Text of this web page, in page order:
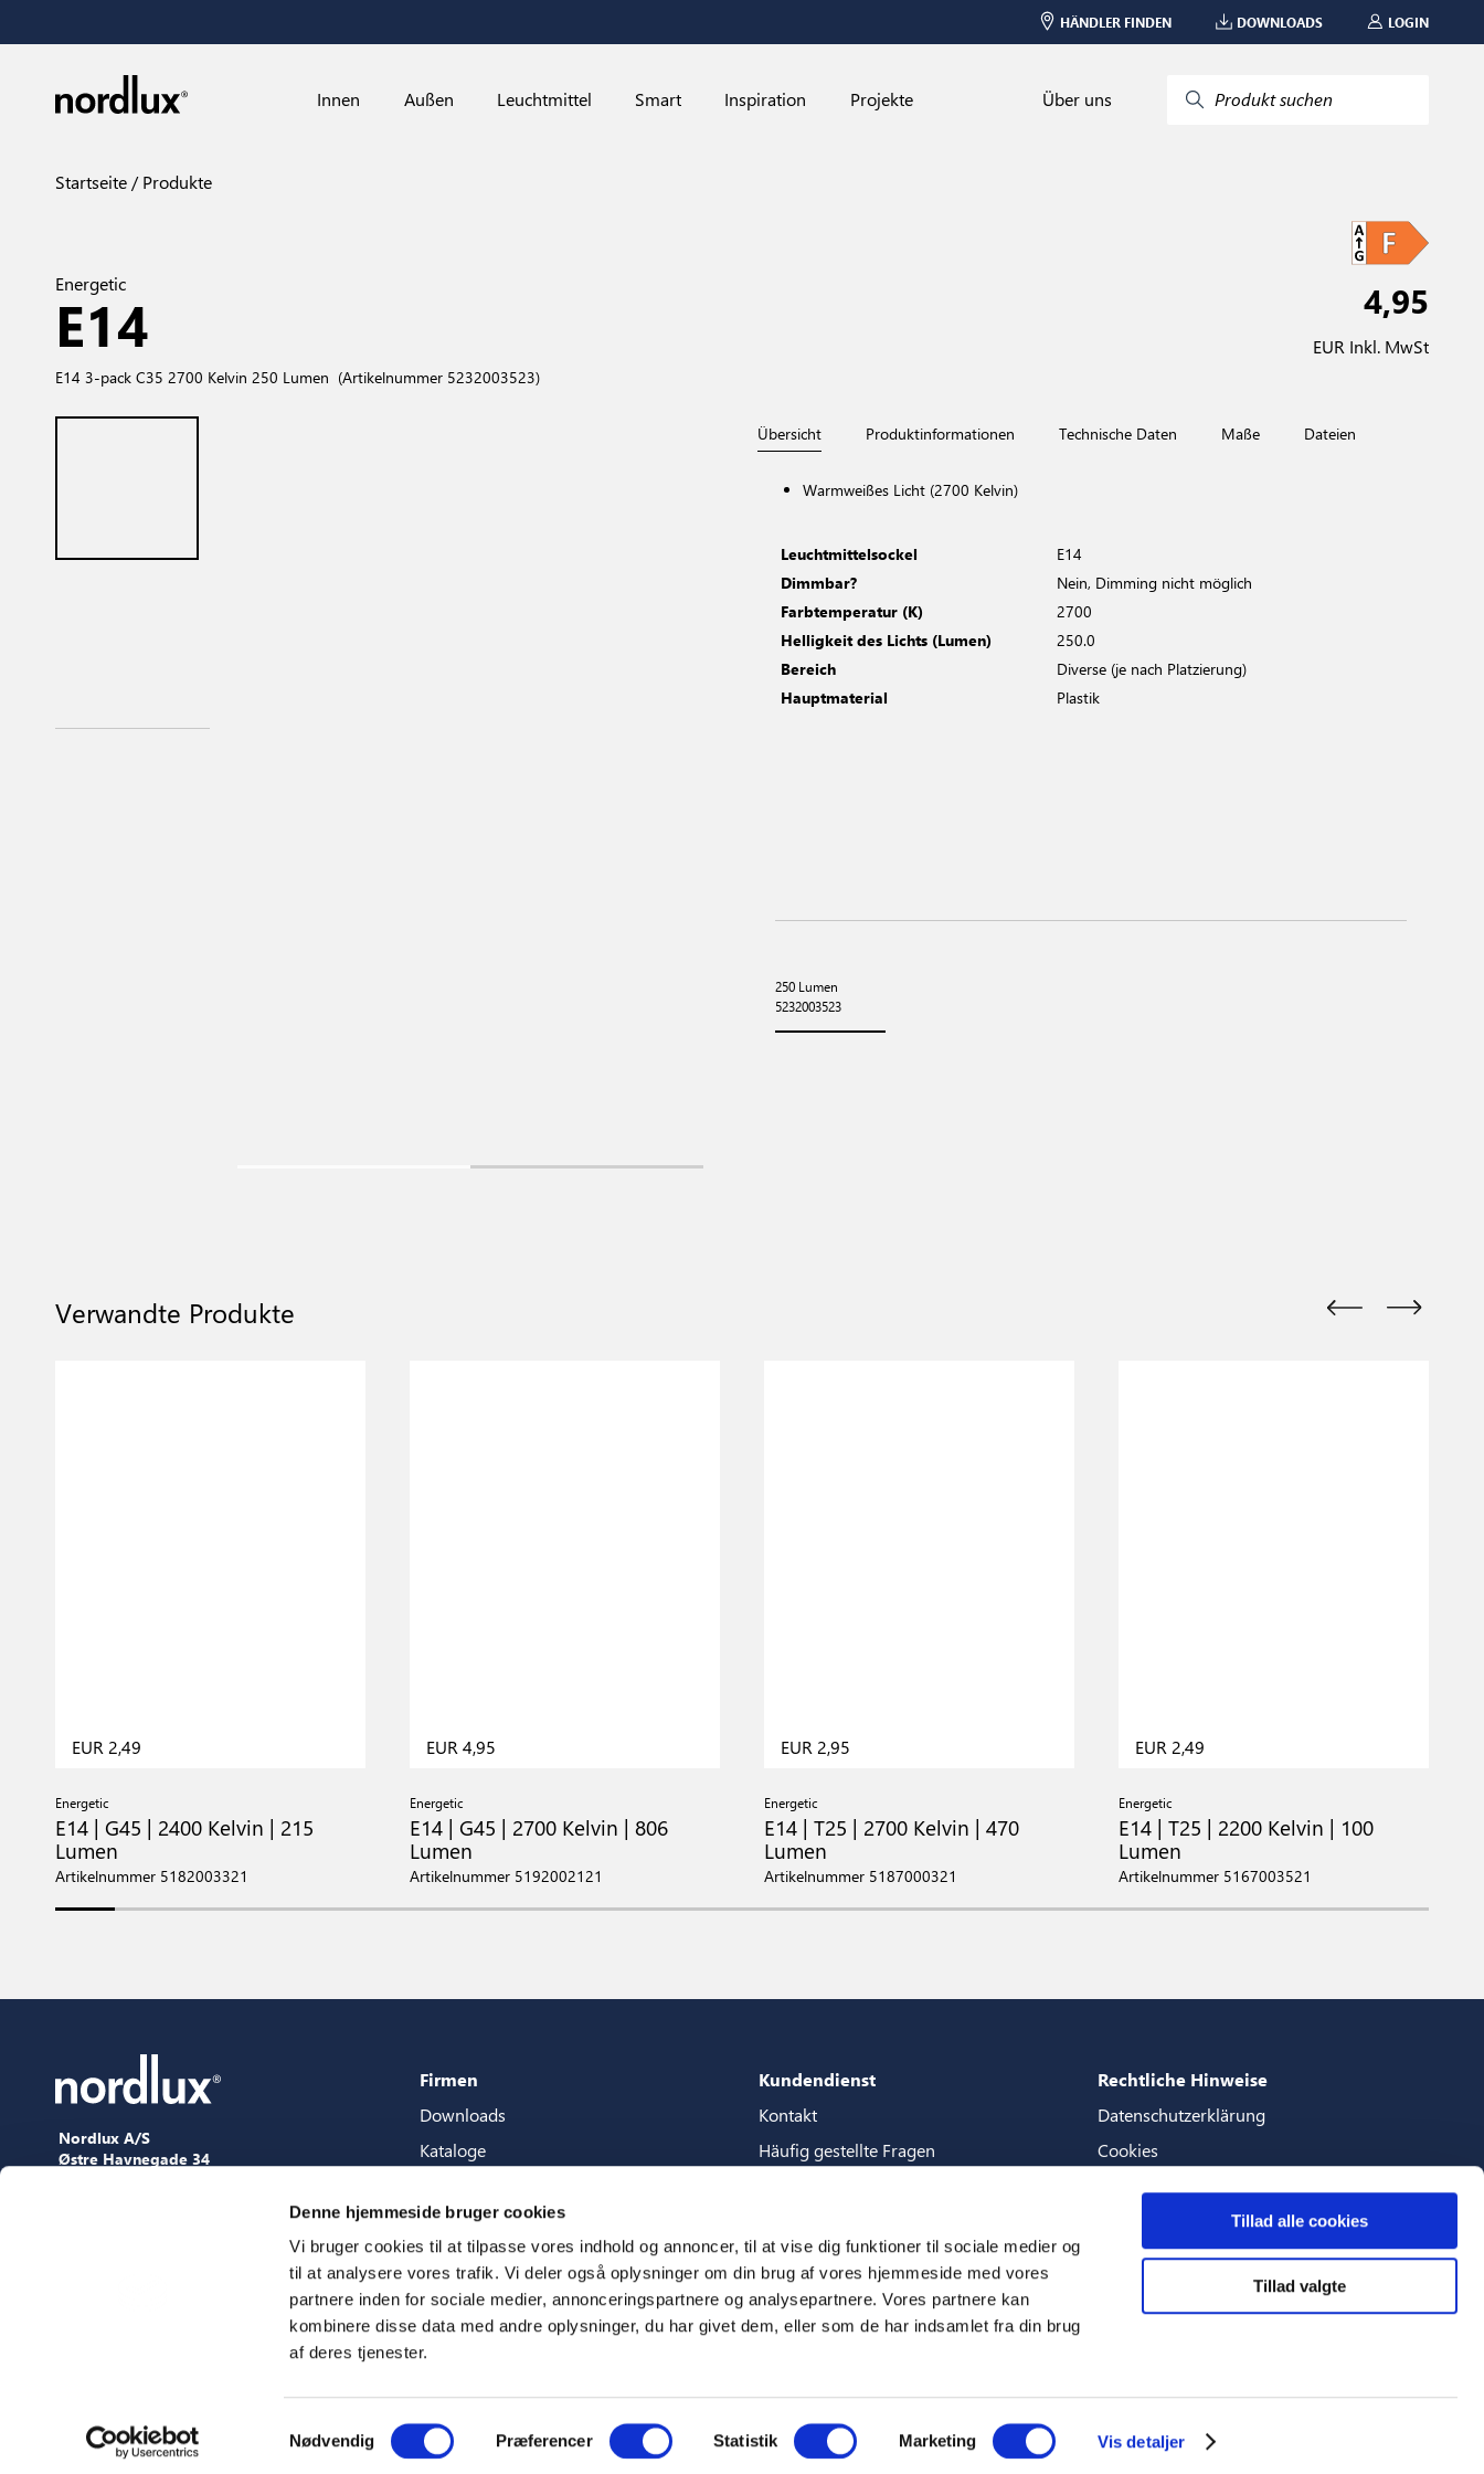
Denne hjemmeside bruger cookies
Vi bruger cookies til at tilpasse vores indhold og annoncer, til at vise dig funktioner til sociale medier og
til at analysere vores trafik. Vi deler også oplysninger om din brug af vores hjemmeside med vores
partnere inden for sociale medier, annonceringspartnere og analysepartnere. Vores partnere kan
kombinere disse data med andre oplysninger, du har givet dem, eller som de har indsamlet fra din brug
af deres tjenester.
Samtykkevalg
Nødvendig Præferencer Statistik Marketing Vis detaljer
Tillad alle cookies
Tillad valgte
HÄNDLER FINDEN DOWNLOADS LOGIN
Innen Außen Leuchtmittel Smart Inspiration Projekte Über uns Produkt suchen
Startseite Produkte
Energetic
E14
E14 3-pack C35 2700 Kelvin 250 Lumen (Artikelnummer 5232003523)
4,95
EUR Inkl. MwSt
Übersicht Produktinformationen Technische Daten Maße Dateien
Warmweißes Licht (2700 Kelvin)
Leuchtmittelsockel
E14
Dimmbar?
Nein, Dimming nicht möglich
Farbtemperatur (K)
2700
Helligkeit des Lichts (Lumen)
250.0
Bereich
Diverse (je nach Platzierung)
Hauptmaterial
Plastik
250 Lumen
5232003523
Verwandte Produkte
EUR 2,49
Energetic
E14 | G45 | 2400 Kelvin | 215
Lumen
Artikelnummer 5182003321
EUR 4,95
Energetic
E14 | G45 | 2700 Kelvin | 806
Lumen
Artikelnummer 5192002121
EUR 2,95
Energetic
E14 | T25 | 2700 Kelvin | 470
Lumen
Artikelnummer 5187000321
EUR 2,49
Energetic
E14 | T25 | 2200 Kelvin | 100
Lumen
Artikelnummer 5167003521
Nordlux A/S
Østre Havnegade 34
Firmen
Downloads
Kataloge
Content store guide
3D Dateien
Press
Showrooms
Messen
Kundendienst
Kontakt
Häufig gestellte Fragen
CSR
Rechtliche Hinweise
Datenschutzerklärung
Cookies